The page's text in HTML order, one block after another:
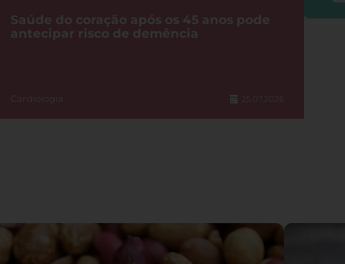
Saúde do coração após os 45 anos pode
antecipar risco de demência
Cardiologia 25.07.2026